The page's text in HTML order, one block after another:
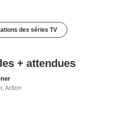
des séries TV
+ attendues
,Action